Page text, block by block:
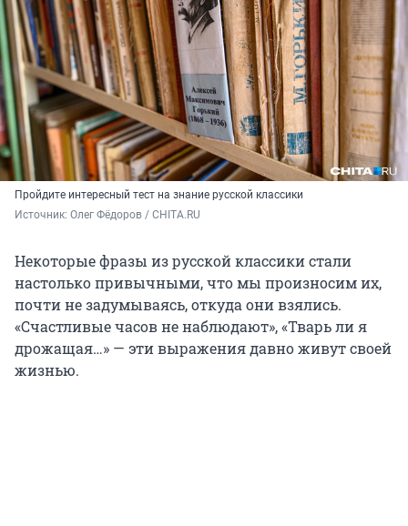
Пройдите интересный тест на знание русской классики
Источник: Олег Фёдоров / CHITA.RU
Некоторые фразы из русской классики стали
настолько привычными, что мы произносим их,
почти не задумываясь, откуда они взялись.
«Счастливые часов не наблюдают», «Тварь ли я
дрожащая…» — эти выражения давно живут своей
жизнью.